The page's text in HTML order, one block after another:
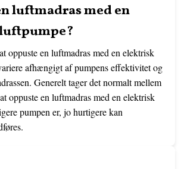
luftmadras med en
oppuste en luftmadras med en elektrisk
afhængigt af pumpens effektivitet og
Generelt tager det normalt mellem
oppuste en luftmadras med en elektrisk
pumpen er, jo hurtigere kan